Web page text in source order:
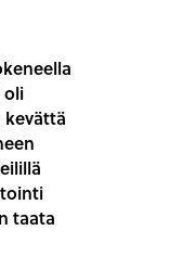
oli
kevättä
taata